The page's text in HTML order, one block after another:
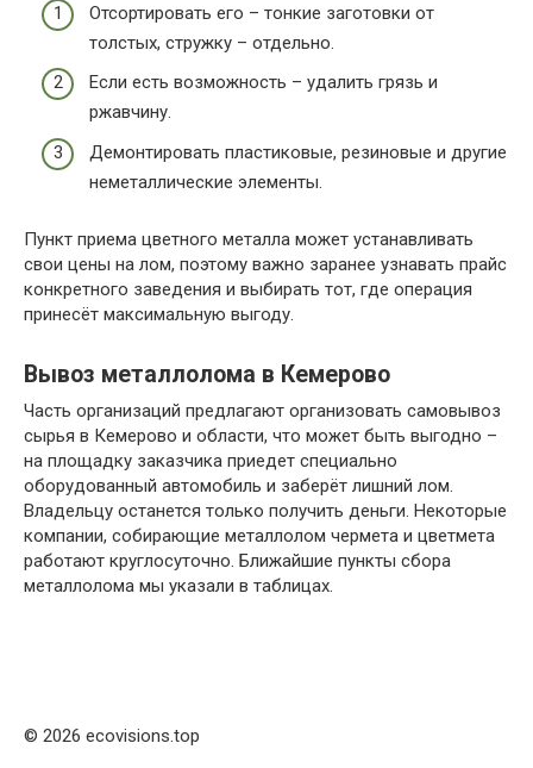
Отсортировать его – тонкие заготовки от
толстых, стружку – отдельно.
Если есть возможность – удалить грязь и
ржавчину.
Демонтировать пластиковые, резиновые и другие
неметаллические элементы.
Пункт приема цветного металла может устанавливать
свои цены на лом, поэтому важно заранее узнавать прайс
конкретного заведения и выбирать тот, где операция
принесёт максимальную выгоду.
Вывоз металлолома в Кемерово
Часть организаций предлагают организовать самовывоз
сырья в Кемерово и области, что может быть выгодно –
на площадку заказчика приедет специально
оборудованный автомобиль и заберёт лишний лом.
Владельцу останется только получить деньги. Некоторые
компании, собирающие металлолом чермета и цветмета
работают круглосуточно. Ближайшие пункты сбора
металлолома мы указали в таблицах.
© 2026 ecovisions.top